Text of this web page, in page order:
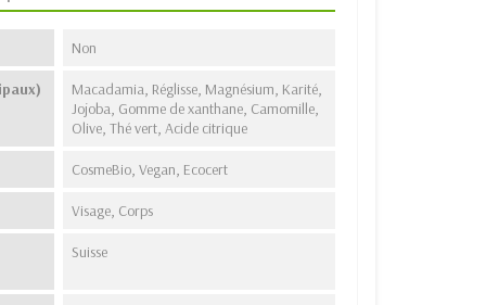
Non
Macadamia, Réglisse, Magnésium, Karité,
Jojoba, Gomme de xanthane, Camomille,
Olive, Thé vert, Acide citrique
CosmeBio, Vegan, Ecocert
Visage, Corps
Suisse